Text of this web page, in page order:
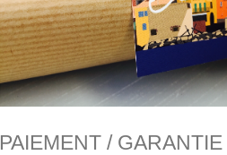
PAIEMENT / GARANTIE